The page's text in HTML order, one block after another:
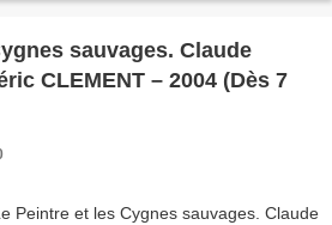
sauvages. Claude
CLEMENT – 2004 (Dès 7